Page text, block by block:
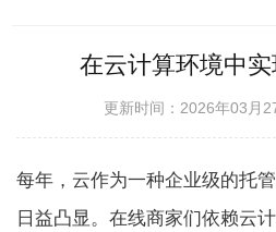
在云计算环境中
更新时间：2026年03月
每年，云作为一种企业级的托
日益凸显。在线商家们依赖云